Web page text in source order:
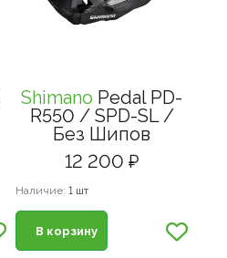
Shimano Pedal PD-
R550 / SPD-SL /
Без Шипов
12 200 ₽
Наличие: 1 шт
В корзину